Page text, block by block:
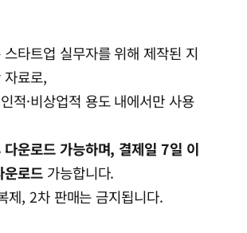
타트업 실무자를 위해 제작된 지
자료로,
적·비상업적 용도 내에서만 사용
다운로드 가능하며, 결제일 7일 이
운로드가능합니다.
제, 2차 판매는 금지됩니다.